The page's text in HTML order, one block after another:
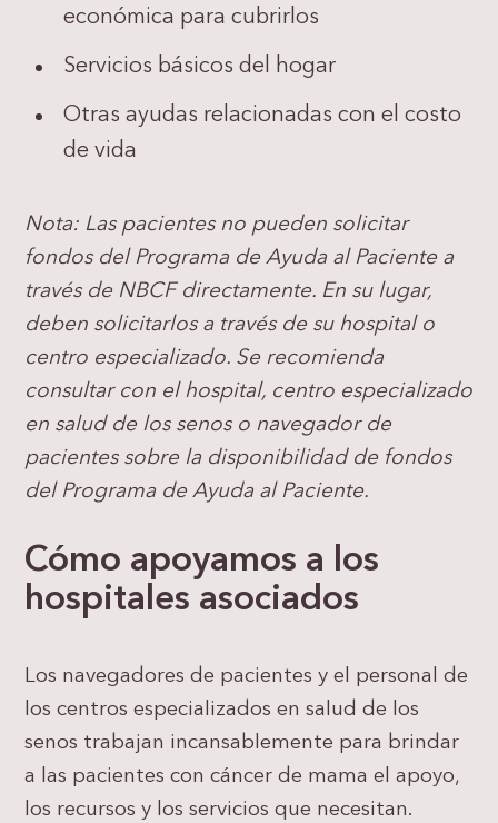
económica para cubrirlos
Servicios básicos del hogar
Otras ayudas relacionadas con el costo
de vida
Nota: Las pacientes no pueden solicitar
fondos del Programa de Ayuda al Paciente a
través de NBCF directamente. En su lugar,
deben solicitarlos a través de su hospital o
centro especializado. Se recomienda
consultar con el hospital, centro especializado
en salud de los senos o navegador de
pacientes sobre la disponibilidad de fondos
del Programa de Ayuda al Paciente.
Cómo apoyamos a los
hospitales asociados
Los navegadores de pacientes y el personal de
los centros especializados en salud de los
senos trabajan incansablemente para brindar
a las pacientes con cáncer de mama el apoyo,
los recursos y los servicios que necesitan.